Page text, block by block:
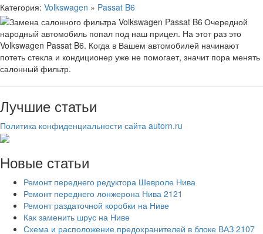
Категория: Volkswagen » Passat B6
Очередной
народный автомобиль попал под наш прицел. На этот раз это
Volkswagen Passat B6. Когда в Вашем автомобилей начинают
потеть стекла и кондиционер уже не помогает, значит пора менять
салонный фильтр.
Лучшие статьи
Политика конфиденциальности сайта autorn.ru
Новые статьи
Ремонт переднего редуктора Шевроле Нива
Ремонт переднего лонжерона Нива 2121
Ремонт раздаточной коробки на Ниве
Как заменить шрус на Ниве
Схема и расположение предохранителей в блоке ВАЗ 2107